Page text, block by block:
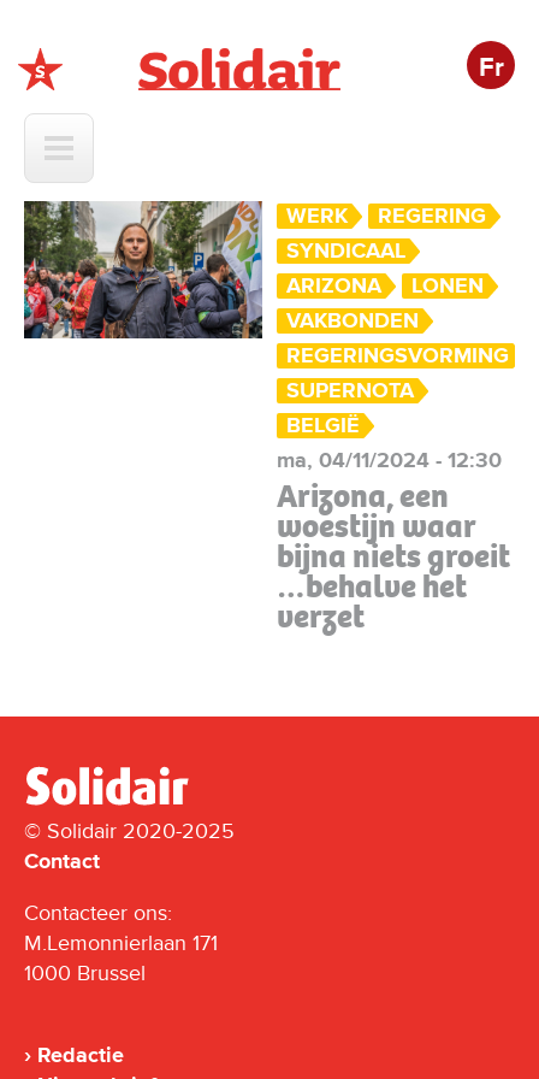
Fr
WERK
REGERING
SYNDICAAL
ARIZONA
LONEN
VAKBONDEN
REGERINGSVORMING
SUPERNOTA
BELGIË
ma, 04/11/2024 - 12:30
Arizona, een
woestijn waar
bijna niets groeit
…behalve het
verzet
© Solidair 2020-2025
Contact
Contacteer ons:
M.Lemonnierlaan 171
1000 Brussel
Redactie